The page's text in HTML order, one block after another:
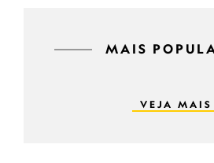
MAIS
VEJA MAIS